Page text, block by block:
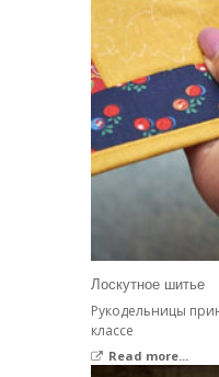
Лоскутное шитье
Рукодельницы
классе
Read more...